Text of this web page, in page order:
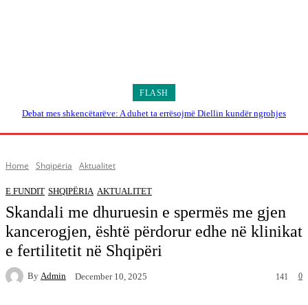
FLASH
Debat mes shkencëtarëve: A duhet ta errësojmë Diellin kundër ngrohjes
Home Shqipëria Aktualitet
E FUNDIT SHQIPËRIA AKTUALITET
Skandali me dhuruesin e spermës me gjen
kancerogjen, është përdorur edhe në klinikat
e fertilitetit në Shqipëri
By Admin December 10, 2025 0
141